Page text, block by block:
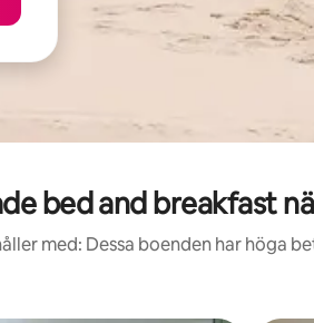
bed and breakfast
med: Dessa boenden har höga